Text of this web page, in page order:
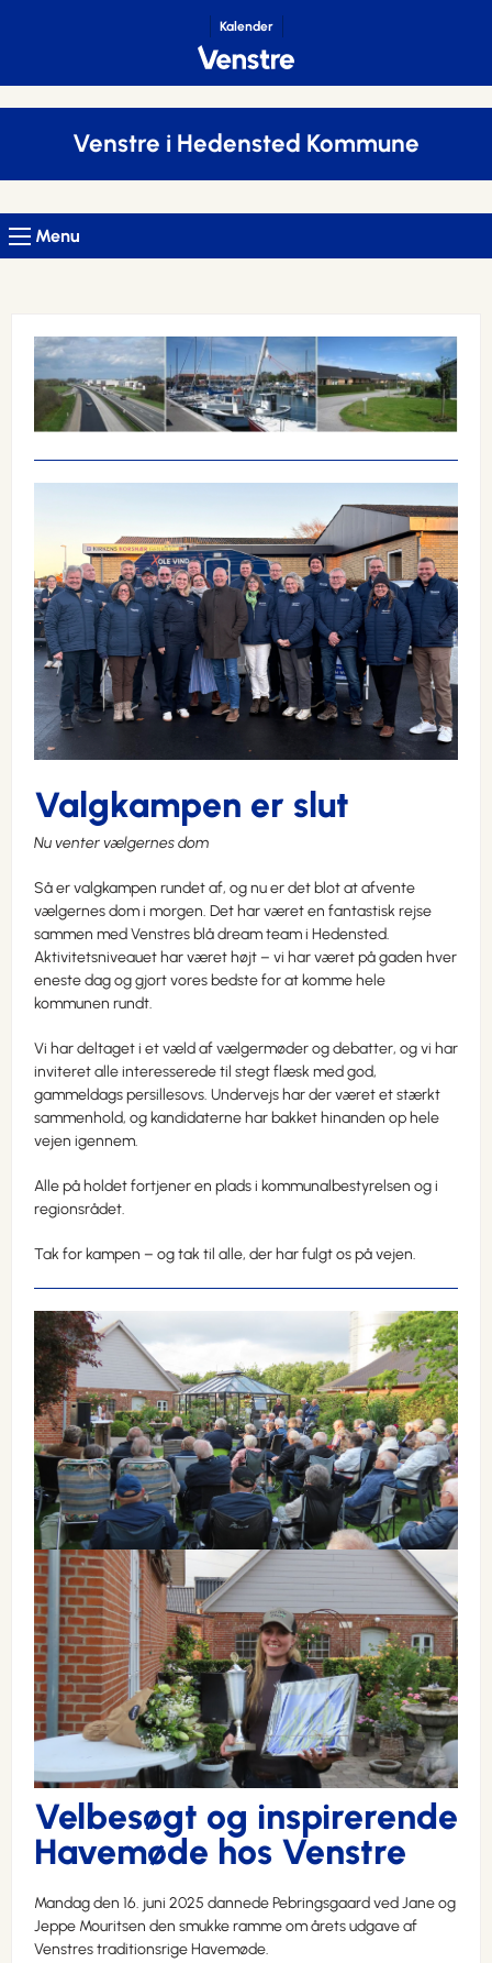
Kalender
Venstre i Hedensted Kommune
Menu
Valgkampen er slut
Nu venter vælgernes dom
Så er valgkampen rundet af, og nu er det blot at afvente
vælgernes dom i morgen. Det har været en fantastisk rejse
sammen med Venstres blå dream team i Hedensted.
Aktivitetsniveauet har været højt – vi har været på gaden hver
eneste dag og gjort vores bedste for at komme hele
kommunen rundt.
Vi har deltaget i et væld af vælgermøder og debatter, og vi har
inviteret alle interesserede til stegt flæsk med god,
gammeldags persillesovs. Undervejs har der været et stærkt
sammenhold, og kandidaterne har bakket hinanden op hele
vejen igennem.
Alle på holdet fortjener en plads i kommunalbestyrelsen og i
regionsrådet.
Tak for kampen – og tak til alle, der har fulgt os på vejen.
Velbesøgt og inspirerende
Havemøde hos Venstre
Mandag den 16. juni 2025 dannede Pebringsgaard ved Jane og
Jeppe Mouritsen den smukke ramme om årets udgave af
Venstres traditionsrige Havemøde.